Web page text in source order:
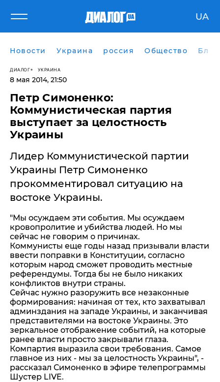
UA
Новости Украина россия Общество
ДИАЛОГ УКРАИНА
8 мая 2014, 21:50
Петр Симоненко:
Коммунистическая партия
выступает за целостность
Украины
Лидер Коммунистической партии
Украины Петр Симоненко
прокомментировал ситуацию на
востоке Украины.
"Мы осуждаем эти события. Мы осуждаем
кровопролитие и убийства людей. Но мы
сейчас не говорим о причинах.
Коммунисты еще годы назад призывали власти
ввести поправки в Конституции, согласно
которым народ сможет проводить местные
референдумы. Тогда бы не было никаких
конфликтов внутри страны.
Сейчас нужно разоружить все незаконные
формирования: начиная от тех, кто захватывал
админздания на западе Украины, и заканчивая
представителями на востоке Украины. Это
зеркальное отображение событий, на которые
ранее власти просто закрывали глаза.
Компартия выразила свои требования. Самое
главное из них - мы за целостность Украины", -
рассказал Симоненко в эфире телепрограммы
Шустер LIVE.